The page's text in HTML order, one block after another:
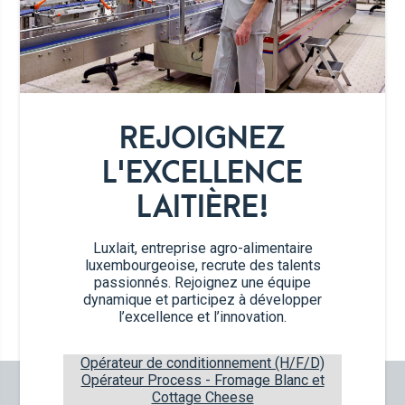
REJOIGNEZ
L'EXCELLENCE
LAITIÈRE!
Luxlait, entreprise agro-alimentaire
luxembourgeoise, recrute des talents
passionnés. Rejoignez une équipe
dynamique et participez à développer
l’excellence et l’innovation.
Opérateur de conditionnement (H/F/D)
Opérateur Process - Fromage Blanc et
Cottage Cheese
Certifications
Travailler chez Luxlait
Vitarium
Contactez-nous
Fromages
Yaourts du Luxembourg
Desserts lactés
Biscuits
Boissons végétales
Lait 0 KM
Catalogue
Emballages Tetra Pak
Service commercial
Luxlait Luxlaitdairy
Luxlait Luxlaitdairy
Luxlaitdairy Luxlait